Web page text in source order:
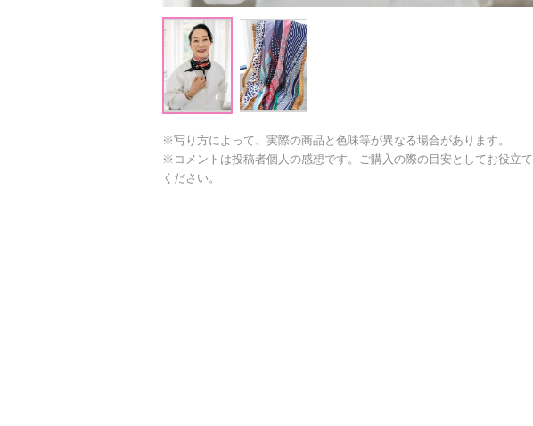
※写り方によって、実際の商品と色味等が異なる場合があります。
※コメントは投稿者個人の感想です。ご購入の際の目安としてお役立て
ください。